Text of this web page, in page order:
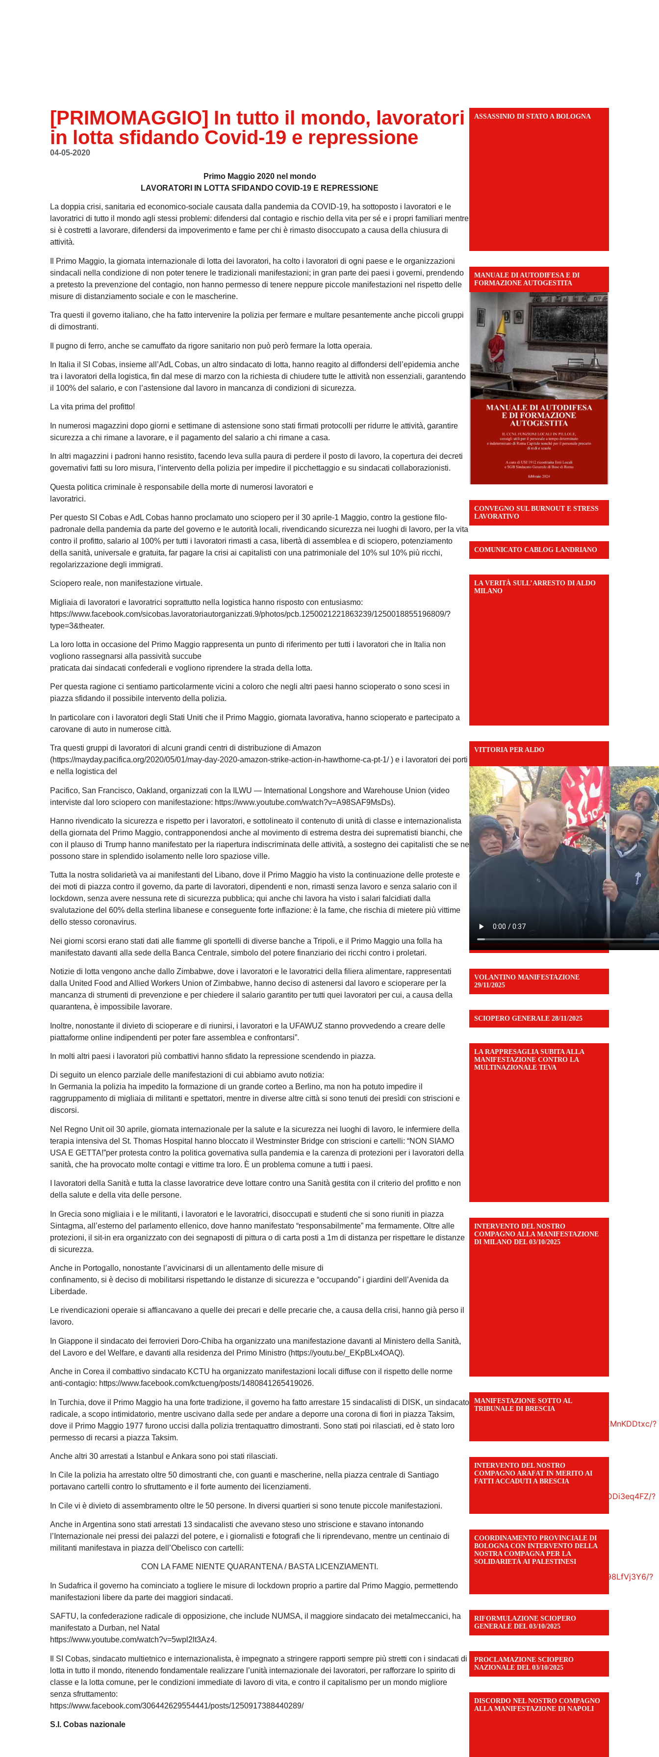
[PRIMOMAGGIO] In tutto il mondo, lavoratori
in lotta sfidando Covid-19 e repressione
04-05-2020
Primo Maggio 2020 nel mondo
LAVORATORI IN LOTTA SFIDANDO COVID-19 E REPRESSIONE
La doppia crisi, sanitaria ed economico-sociale causata dalla pandemia da COVID-19, ha sottoposto i lavoratori e le
lavoratrici di tutto il mondo agli stessi problemi: difendersi dal contagio e rischio della vita per sé e i propri familiari mentre
si è costretti a lavorare, difendersi da impoverimento e fame per chi è rimasto disoccupato a causa della chiusura di
attività.
Il Primo Maggio, la giornata internazionale di lotta dei lavoratori, ha colto i lavoratori di ogni paese e le organizzazioni
sindacali nella condizione di non poter tenere le tradizionali manifestazioni; in gran parte dei paesi i governi, prendendo
a pretesto la prevenzione del contagio, non hanno permesso di tenere neppure piccole manifestazioni nel rispetto delle
misure di distanziamento sociale e con le mascherine.
Tra questi il governo italiano, che ha fatto intervenire la polizia per fermare e multare pesantemente anche piccoli gruppi
di dimostranti.
Il pugno di ferro, anche se camuffato da rigore sanitario non può però fermare la lotta operaia.
In Italia il SI Cobas, insieme all’AdL Cobas, un altro sindacato di lotta, hanno reagito al diffondersi dell’epidemia anche
tra i lavoratori della logistica, fin dal mese di marzo con la richiesta di chiudere tutte le attività non essenziali, garantendo
il 100% del salario, e con l’astensione dal lavoro in mancanza di condizioni di sicurezza.
La vita prima del profitto!
In numerosi magazzini dopo giorni e settimane di astensione sono stati firmati protocolli per ridurre le attività, garantire
sicurezza a chi rimane a lavorare, e il pagamento del salario a chi rimane a casa.
In altri magazzini i padroni hanno resistito, facendo leva sulla paura di perdere il posto di lavoro, la copertura dei decreti
governativi fatti su loro misura, l’intervento della polizia per impedire il picchettaggio e su sindacati collaborazionisti.
Questa politica criminale è responsabile della morte di numerosi lavoratori e
lavoratrici.
Per questo SI Cobas e AdL Cobas hanno proclamato uno sciopero per il 30 aprile-1 Maggio, contro la gestione filo-
padronale della pandemia da parte del governo e le autorità locali, rivendicando sicurezza nei luoghi di lavoro, per la vita
contro il profitto, salario al 100% per tutti i lavoratori rimasti a casa, libertà di assemblea e di sciopero, potenziamento
della sanità, universale e gratuita, far pagare la crisi ai capitalisti con una patrimoniale del 10% sul 10% più ricchi,
regolarizzazione degli immigrati.
Sciopero reale, non manifestazione virtuale.
Migliaia di lavoratori e lavoratrici soprattutto nella logistica hanno risposto con entusiasmo:
https://www.facebook.com/sicobas.lavoratoriautorganizzati.9/photos/pcb.1250021221863239/1250018855196809/?
type=3&theater.
La loro lotta in occasione del Primo Maggio rappresenta un punto di riferimento per tutti i lavoratori che in Italia non
vogliono rassegnarsi alla passività succube
praticata dai sindacati confederali e vogliono riprendere la strada della lotta.
Per questa ragione ci sentiamo particolarmente vicini a coloro che negli altri paesi hanno scioperato o sono scesi in
piazza sfidando il possibile intervento della polizia.
In particolare con i lavoratori degli Stati Uniti che il Primo Maggio, giornata lavorativa, hanno scioperato e partecipato a
carovane di auto in numerose città.
Tra questi gruppi di lavoratori di alcuni grandi centri di distribuzione di Amazon
(https://mayday.pacifica.org/2020/05/01/may-day-2020-amazon-strike-action-in-hawthorne-ca-pt-1/ ) e i lavoratori dei porti
e nella logistica del
Pacifico, San Francisco, Oakland, organizzati con la ILWU — International Longshore and Warehouse Union (video
interviste dal loro sciopero con manifestazione: https://www.youtube.com/watch?v=A98SAF9MsDs).
Hanno rivendicato la sicurezza e rispetto per i lavoratori, e sottolineato il contenuto di unità di classe e internazionalista
della giornata del Primo Maggio, contrapponendosi anche al movimento di estrema destra dei suprematisti bianchi, che
con il plauso di Trump hanno manifestato per la riapertura indiscriminata delle attività, a sostegno dei capitalisti che se ne
possono stare in splendido isolamento nelle loro spaziose ville.
Tutta la nostra solidarietà va ai manifestanti del Libano, dove il Primo Maggio ha visto la continuazione delle proteste e
dei moti di piazza contro il governo, da parte di lavoratori, dipendenti e non, rimasti senza lavoro e senza salario con il
lockdown, senza avere nessuna rete di sicurezza pubblica; qui anche chi lavora ha visto i salari falcidiati dalla
svalutazione del 60% della sterlina libanese e conseguente forte inflazione: è la fame, che rischia di mietere più vittime
dello stesso coronavirus.
Nei giorni scorsi erano stati dati alle fiamme gli sportelli di diverse banche a Tripoli, e il Primo Maggio una folla ha
manifestato davanti alla sede della Banca Centrale, simbolo del potere finanziario dei ricchi contro i proletari.
Notizie di lotta vengono anche dallo Zimbabwe, dove i lavoratori e le lavoratrici della filiera alimentare, rappresentati
dalla United Food and Allied Workers Union of Zimbabwe, hanno deciso di astenersi dal lavoro e scioperare per la
mancanza di strumenti di prevenzione e per chiedere il salario garantito per tutti quei lavoratori per cui, a causa della
quarantena, è impossibile lavorare.
Inoltre, nonostante il divieto di scioperare e di riunirsi, i lavoratori e la UFAWUZ stanno provvedendo a creare delle
piattaforme online indipendenti per poter fare assemblea e confrontarsi”.
In molti altri paesi i lavoratori più combattivi hanno sfidato la repressione scendendo in piazza.
Di seguito un elenco parziale delle manifestazioni di cui abbiamo avuto notizia:
In Germania la polizia ha impedito la formazione di un grande corteo a Berlino, ma non ha potuto impedire il
raggruppamento di migliaia di militanti e spettatori, mentre in diverse altre città si sono tenuti dei presìdi con striscioni e
discorsi.
Nel Regno Unit oil 30 aprile, giornata internazionale per la salute e la sicurezza nei luoghi di lavoro, le infermiere della
terapia intensiva del St. Thomas Hospital hanno bloccato il Westminster Bridge con striscioni e cartelli: “NON SIAMO
USA E GETTA!”per protesta contro la politica governativa sulla pandemia e la carenza di protezioni per i lavoratori della
sanità, che ha provocato molte contagi e vittime tra loro. È un problema comune a tutti i paesi.
I lavoratori della Sanità e tutta la classe lavoratrice deve lottare contro una Sanità gestita con il criterio del profitto e non
della salute e della vita delle persone.
In Grecia sono migliaia i e le militanti, i lavoratori e le lavoratrici, disoccupati e studenti che si sono riuniti in piazza
Sintagma, all’esterno del parlamento ellenico, dove hanno manifestato “responsabilmente” ma fermamente. Oltre alle
protezioni, il sit-in era organizzato con dei segnaposti di pittura o di carta posti a 1m di distanza per rispettare le distanze
di sicurezza.
Anche in Portogallo, nonostante l’avvicinarsi di un allentamento delle misure di
confinamento, si è deciso di mobilitarsi rispettando le distanze di sicurezza e “occupando” i giardini dell’Avenida da
Liberdade.
Le rivendicazioni operaie si affiancavano a quelle dei precari e delle precarie che, a causa della crisi, hanno già perso il
lavoro.
In Giappone il sindacato dei ferrovieri Doro-Chiba ha organizzato una manifestazione davanti al Ministero della Sanità,
del Lavoro e del Welfare, e davanti alla residenza del Primo Ministro (https://youtu.be/_EKpBLx4OAQ).
Anche in Corea il combattivo sindacato KCTU ha organizzato manifestazioni locali diffuse con il rispetto delle norme
anti-contagio: https://www.facebook.com/kctueng/posts/1480841265419026.
In Turchia, dove il Primo Maggio ha una forte tradizione, il governo ha fatto arrestare 15 sindacalisti di DISK, un sindacato
radicale, a scopo intimidatorio, mentre uscivano dalla sede per andare a deporre una corona di fiori in piazza Taksim,
dove il Primo Maggio 1977 furono uccisi dalla polizia trentaquattro dimostranti. Sono stati poi rilasciati, ed è stato loro
permesso di recarsi a piazza Taksim.
Anche altri 30 arrestati a Istanbul e Ankara sono poi stati rilasciati.
In Cile la polizia ha arrestato oltre 50 dimostranti che, con guanti e mascherine, nella piazza centrale di Santiago
portavano cartelli contro lo sfruttamento e il forte aumento dei licenziamenti.
In Cile vi è divieto di assembramento oltre le 50 persone. In diversi quartieri si sono tenute piccole manifestazioni.
Anche in Argentina sono stati arrestati 13 sindacalisti che avevano steso uno striscione e stavano intonando
l’Internazionale nei pressi dei palazzi del potere, e i giornalisti e fotografi che li riprendevano, mentre un centinaio di
militanti manifestava in piazza dell’Obelisco con cartelli:
CON LA FAME NIENTE QUARANTENA / BASTA LICENZIAMENTI.
In Sudafrica il governo ha cominciato a togliere le misure di lockdown proprio a partire dal Primo Maggio, permettendo
manifestazioni libere da parte dei maggiori sindacati.
SAFTU, la confederazione radicale di opposizione, che include NUMSA, il maggiore sindacato dei metalmeccanici, ha
manifestato a Durban, nel Natal
https://www.youtube.com/watch?v=5wpl2lt3Az4.
Il SI Cobas, sindacato multietnico e internazionalista, è impegnato a stringere rapporti sempre più stretti con i sindacati di
lotta in tutto il mondo, ritenendo fondamentale realizzare l’unità internazionale dei lavoratori, per rafforzare lo spirito di
classe e la lotta comune, per le condizioni immediate di lavoro di vita, e contro il capitalismo per un mondo migliore
senza sfruttamento:
https://www.facebook.com/306442629554441/posts/1250917388440289/
S.I. Cobas nazionale
ASSASSINIO DI STATO A BOLOGNA
MANUALE DI AUTODIFESA E DI
FORMAZIONE AUTOGESTITA
CONVEGNO SUL BURNOUT E STRESS
LAVORATIVO
COMUNICATO CABLOG LANDRIANO
LA VERITÀ SULL’ARRESTO DI ALDO
MILANO
VITTORIA PER ALDO
VOLANTINO MANIFESTAZIONE
29/11/2025
SCIOPERO GENERALE 28/11/2025
LA RAPPRESAGLIA SUBITA ALLA
MANIFESTAZIONE CONTRO LA
MULTINAZIONALE TEVA
INTERVENTO DEL NOSTRO
COMPAGNO ALLA MANIFESTAZIONE
DI MILANO DEL 03/10/2025
MANIFESTAZIONE SOTTO AL
TRIBUNALE DI BRESCIA
https://www.facebook.com/share/r/1EMnKDDtxc/?
INTERVENTO DEL NOSTRO
COMPAGNO ARAFAT IN MERITO AI
FATTI ACCADUTI A BRESCIA
https://www.facebook.com/share/v/1DDi3eq4FZ/?
COORDINAMENTO PROVINCIALE DI
BOLOGNA CON INTERVENTO DELLA
NOSTRA COMPAGNA PER LA
SOLIDARIETÀ AI PALESTINESI
https://www.facebook.com/share/v/198LfVj3Y6/?
RIFORMULAZIONE SCIOPERO
GENERALE DEL 03/10/2025
PROCLAMAZIONE SCIOPERO
NAZIONALE DEL 03/10/2025
DISCORDO NEL NOSTRO COMPAGNO
ALLA MANIFESTAZIONE DI NAPOLI